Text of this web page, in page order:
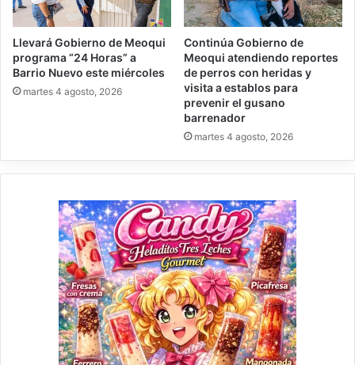
Llevará Gobierno de Meoqui
programa “24 Horas” a
Barrio Nuevo este miércoles
martes 4 agosto, 2026
Continúa Gobierno de
Meoqui atendiendo reportes
de perros con heridas y
visita a establos para
prevenir el gusano
barrenador
martes 4 agosto, 2026